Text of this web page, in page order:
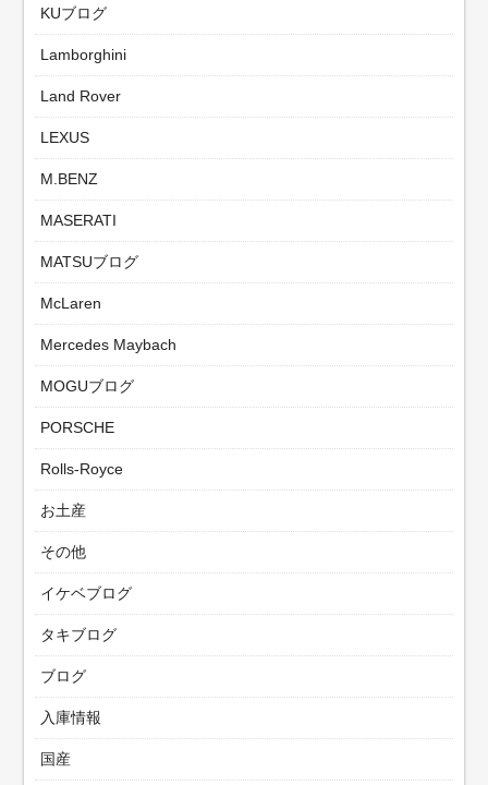
KUブログ
Lamborghini
Land Rover
LEXUS
M.BENZ
MASERATI
MATSUブログ
McLaren
Mercedes Maybach
MOGUブログ
PORSCHE
Rolls-Royce
お土産
その他
イケベブログ
タキブログ
ブログ
入庫情報
国産